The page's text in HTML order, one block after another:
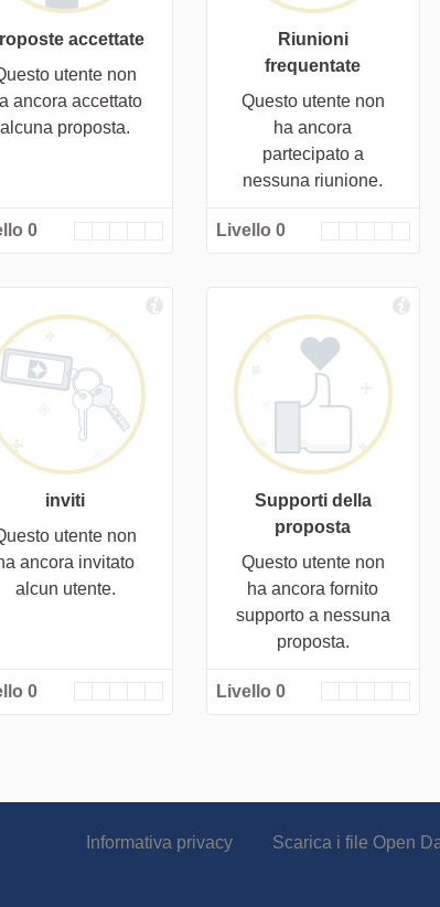
accettate
utente non
ancora accettato
alcuna proposta.
0
Riunioni
frequentate
Questo utente non
ha ancora
partecipato a
nessuna riunione.
Livello 0
inviti
utente non
ancora invitato
alcun utente.
0
Supporti della
proposta
Questo utente non
ha ancora fornito
supporto a nessuna
proposta.
Livello 0
Informativa privacy Scarica i file Open